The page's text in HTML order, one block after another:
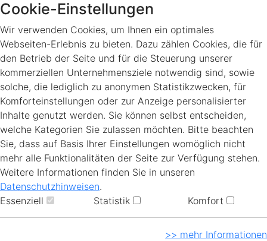
Cookie-Einstellungen
Wir verwenden Cookies, um Ihnen ein optimales
Webseiten-Erlebnis zu bieten. Dazu zählen Cookies, die für
den Betrieb der Seite und für die Steuerung unserer
kommerziellen Unternehmensziele notwendig sind, sowie
solche, die lediglich zu anonymen Statistikzwecken, für
Komforteinstellungen oder zur Anzeige personalisierter
Inhalte genutzt werden. Sie können selbst entscheiden,
welche Kategorien Sie zulassen möchten. Bitte beachten
Sie, dass auf Basis Ihrer Einstellungen womöglich nicht
mehr alle Funktionalitäten der Seite zur Verfügung stehen.
Weitere Informationen finden Sie in unseren
Datenschutzhinweisen.
Essenziell
Statistik Komfort
>> mehr Informationen